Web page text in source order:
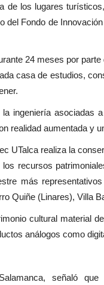
de los lugares
del Fondo de
24 meses por
casa de estudios,
ingeniería asociadas
realidad aumentada y
UTalca realiza la
recursos
más
Quiñe (Linares), Villa
cultural material
análogos como
señaló
llega a
hoy día en el Aeropuerto de